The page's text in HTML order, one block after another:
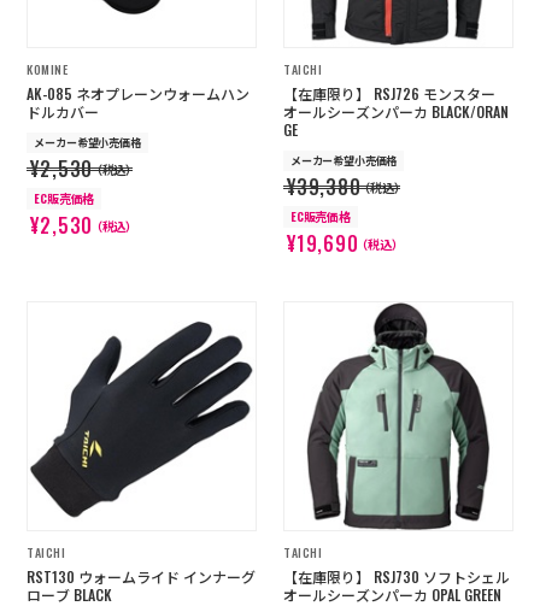
KOMINE
AK-085 ネオプレーンウォームハン
ドルカバー
メーカー希望小売価格
¥2,530（税込）
EC販売価格
¥2,530（税込）
TAICHI
【在庫限り】 RSJ726 モンスター
オールシーズンパーカ BLACK/ORAN
GE
メーカー希望小売価格
¥39,380（税込）
EC販売価格
¥19,690（税込）
TAICHI
RST130 ウォームライド インナーグ
ローブ BLACK
TAICHI
【在庫限り】 RSJ730 ソフトシェル
オールシーズンパーカ OPAL GREEN